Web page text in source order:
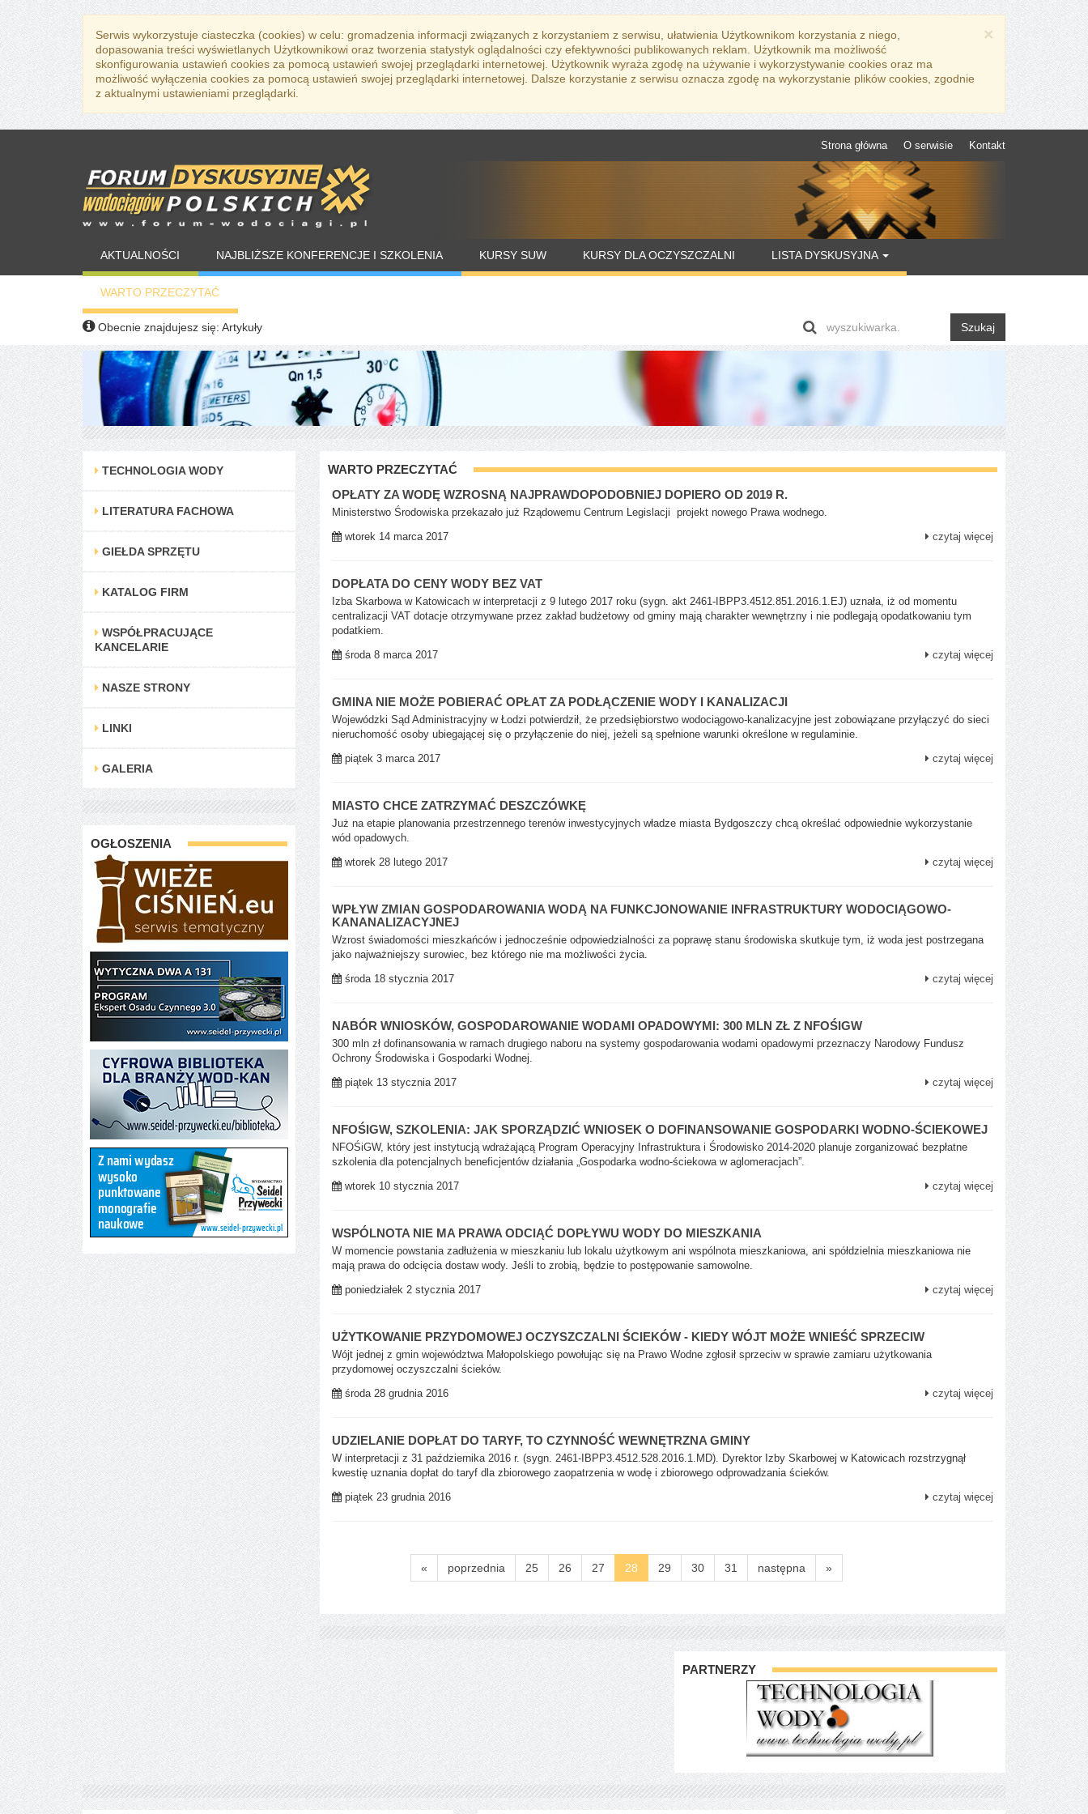
×
Serwis wykorzystuje ciasteczka (cookies) w celu: gromadzenia informacji związanych z korzystaniem z serwisu, ułatwienia Użytkownikom korzystania z niego,
dopasowania treści wyświetlanych Użytkownikowi oraz tworzenia statystyk oglądalności czy efektywności publikowanych reklam. Użytkownik ma możliwość
skonfigurowania ustawień cookies za pomocą ustawień swojej przeglądarki internetowej. Użytkownik wyraża zgodę na używanie i wykorzystywanie cookies oraz ma
możliwość wyłączenia cookies za pomocą ustawień swojej przeglądarki internetowej. Dalsze korzystanie z serwisu oznacza zgodę na wykorzystanie plików cookies, zgodnie
z aktualnymi ustawieniami przeglądarki.
Strona główna O serwisie Kontakt
AKTUALNOŚCI NAJBLIŻSZE KONFERENCJE I SZKOLENIA KURSY SUW KURSY DLA OCZYSZCZALNI LISTA DYSKUSYJNA
WARTO PRZECZYTAĆ
Obecnie znajdujesz się: Artykuły Szukaj
TECHNOLOGIA WODY
LITERATURA FACHOWA
GIEŁDA SPRZĘTU
KATALOG FIRM
WSPÓŁPRACUJĄCE
KANCELARIE
NASZE STRONY
LINKI
GALERIA
OGŁOSZENIA
WARTO PRZECZYTAĆ
OPŁATY ZA WODĘ WZROSNĄ NAJPRAWDOPODOBNIEJ DOPIERO OD 2019 R.
Ministerstwo Środowiska przekazało już Rządowemu Centrum Legislacji projekt nowego Prawa wodnego.
wtorek 14 marca 2017
czytaj więcej
DOPŁATA DO CENY WODY BEZ VAT
Izba Skarbowa w Katowicach w interpretacji z 9 lutego 2017 roku (sygn. akt 2461-IBPP3.4512.851.2016.1.EJ) uznała, iż od momentu
centralizacji VAT dotacje otrzymywane przez zakład budżetowy od gminy mają charakter wewnętrzny i nie podlegają opodatkowaniu tym
podatkiem.
środa 8 marca 2017
czytaj więcej
GMINA NIE MOŻE POBIERAĆ OPŁAT ZA PODŁĄCZENIE WODY I KANALIZACJI
Wojewódzki Sąd Administracyjny w Łodzi potwierdził, że przedsiębiorstwo wodociągowo-kanalizacyjne jest zobowiązane przyłączyć do sieci
nieruchomość osoby ubiegającej się o przyłączenie do niej, jeżeli są spełnione warunki określone w regulaminie.
piątek 3 marca 2017
czytaj więcej
MIASTO CHCE ZATRZYMAĆ DESZCZÓWKĘ
Już na etapie planowania przestrzennego terenów inwestycyjnych władze miasta Bydgoszczy chcą określać odpowiednie wykorzystanie
wód opadowych.
wtorek 28 lutego 2017
czytaj więcej
WPŁYW ZMIAN GOSPODAROWANIA WODĄ NA FUNKCJONOWANIE INFRASTRUKTURY WODOCIĄGOWO-
KANANALIZACYJNEJ
Wzrost świadomości mieszkańców i jednocześnie odpowiedzialności za poprawę stanu środowiska skutkuje tym, iż woda jest postrzegana
jako najważniejszy surowiec, bez którego nie ma możliwości życia.
środa 18 stycznia 2017
czytaj więcej
NABÓR WNIOSKÓW, GOSPODAROWANIE WODAMI OPADOWYMI: 300 MLN ZŁ Z NFOŚIGW
300 mln zł dofinansowania w ramach drugiego naboru na systemy gospodarowania wodami opadowymi przeznaczy Narodowy Fundusz
Ochrony Środowiska i Gospodarki Wodnej.
piątek 13 stycznia 2017
czytaj więcej
NFOŚIGW, SZKOLENIA: JAK SPORZĄDZIĆ WNIOSEK O DOFINANSOWANIE GOSPODARKI WODNO-ŚCIEKOWEJ
NFOŚiGW, który jest instytucją wdrażającą Program Operacyjny Infrastruktura i Środowisko 2014-2020 planuje zorganizować bezpłatne
szkolenia dla potencjalnych beneficjentów działania „Gospodarka wodno-ściekowa w aglomeracjach”.
wtorek 10 stycznia 2017
czytaj więcej
WSPÓLNOTA NIE MA PRAWA ODCIĄĆ DOPŁYWU WODY DO MIESZKANIA
W momencie powstania zadłużenia w mieszkaniu lub lokalu użytkowym ani wspólnota mieszkaniowa, ani spółdzielnia mieszkaniowa nie
mają prawa do odcięcia dostaw wody. Jeśli to zrobią, będzie to postępowanie samowolne.
poniedziałek 2 stycznia 2017
czytaj więcej
UŻYTKOWANIE PRZYDOMOWEJ OCZYSZCZALNI ŚCIEKÓW - KIEDY WÓJT MOŻE WNIEŚĆ SPRZECIW
Wójt jednej z gmin województwa Małopolskiego powołując się na Prawo Wodne zgłosił sprzeciw w sprawie zamiaru użytkowania
przydomowej oczyszczalni ścieków.
środa 28 grudnia 2016
czytaj więcej
UDZIELANIE DOPŁAT DO TARYF, TO CZYNNOŚĆ WEWNĘTRZNA GMINY
W interpretacji z 31 października 2016 r. (sygn. 2461-IBPP3.4512.528.2016.1.MD). Dyrektor Izby Skarbowej w Katowicach rozstrzygnął
kwestię uznania dopłat do taryf dla zbiorowego zaopatrzenia w wodę i zbiorowego odprowadzania ścieków.
piątek 23 grudnia 2016
czytaj więcej
« poprzednia 25 26 27 28 29 30 31 następna »
PARTNERZY